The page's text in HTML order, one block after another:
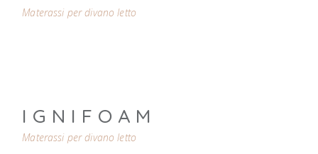
Materassi per divano letto
IGNIFOAM
Materassi per divano letto